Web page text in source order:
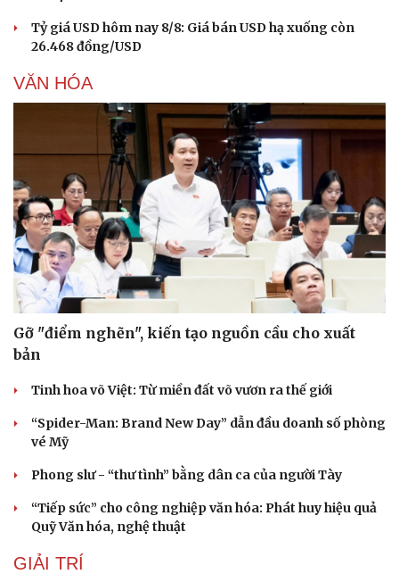
Tỷ giá USD hôm nay 8/8: Giá bán USD hạ xuống còn
26.468 đồng/USD
VĂN HÓA
Gỡ "điểm nghẽn", kiến tạo nguồn cầu cho xuất
bản
Tinh hoa võ Việt: Từ miền đất võ vươn ra thế giới
“Spider-Man: Brand New Day” dẫn đầu doanh số phòng
vé Mỹ
Phong slư - “thư tình” bằng dân ca của người Tày
“Tiếp sức” cho công nghiệp văn hóa: Phát huy hiệu quả
Quỹ Văn hóa, nghệ thuật
GIẢI TRÍ